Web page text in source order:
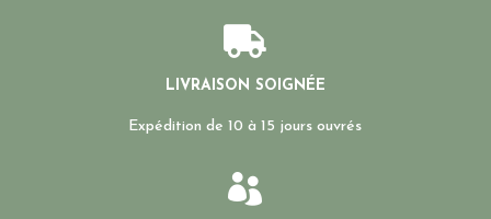

LIVRAISON SOIGNÉE
Expédition de 10 à 15 jours ouvrés
